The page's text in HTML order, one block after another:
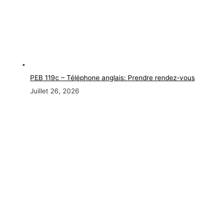
PEB 119c – Téléphone anglais: Prendre rendez-vous
Juillet 26, 2026